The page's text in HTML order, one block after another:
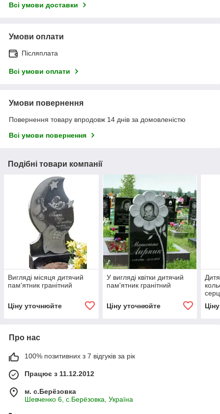
Всі умови доставки
Умови оплати
Післяплата
Всі умови оплати
Умови повернення
Повернення товару впродовж 14 днів за домовленістю
Всі умови повернення
Подібні товари компанії
Вигляді місяця дитячий
пам'ятник гранітний
Ціну уточнюйте
У вигляді квітки дитячий
пам'ятник гранітний
Ціну уточнюйте
Про нас
100% позитивних з 7 відгуків за рік
Працює з 11.12.2012
м. с.Берёзовка
Шевченко 6, с.Берёзовка, Україна